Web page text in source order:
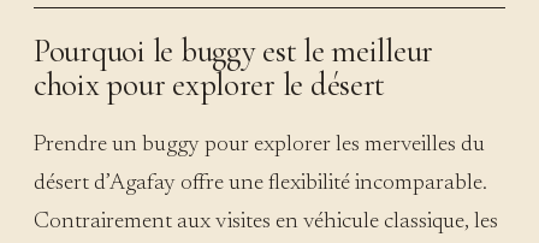
Pourquoi le buggy est le meilleur
choix pour explorer le désert
Prendre un buggy pour explorer les merveilles du
désert d’Agafay offre une flexibilité incomparable.
Contrairement aux visites en véhicule classique, les